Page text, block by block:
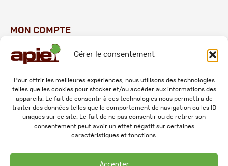
Gérer le consentement
Pour offrir les meilleures expériences, nous utilisons des technologies
telles que les cookies pour stocker et/ou accéder aux informations des
appareils. Le fait de consentir à ces technologies nous permettra de
traiter des données telles que le comportement de navigation ou les ID
uniques sur ce site. Le fait de ne pas consentir ou de retirer son
consentement peut avoir un effet négatif sur certaines
caractéristiques et fonctions.
Accepter
MON COMPTE
Commandes
Adresses
Mes informations personnelles